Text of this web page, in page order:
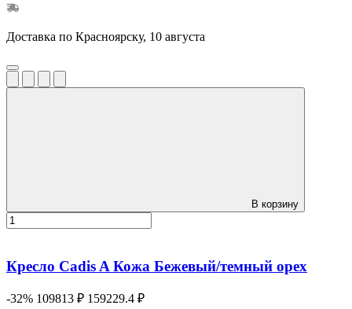
Доставка по Красноярску, 10 августа
В корзину
Кресло Cadis A Кожа Бежевый/темный орех
-32% 109813 ₽ 159229.4 ₽